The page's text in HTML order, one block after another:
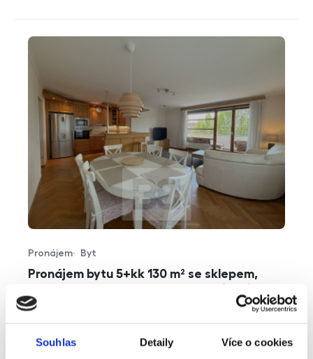
Souhlas Detaily Více o cookies
Pronájem bytu 5+kk 130 m² se sklepem,
Typ nabídky
Pronájem
Typ nemovitosti
Byt
funkce
parkování sklep výtah